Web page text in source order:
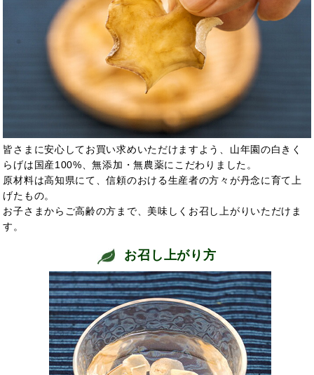
皆さまに安心してお買い求めいただけますよう、山年園の白きく
らげは国産100%、無添加・無農薬にこだわりました。
原材料は高知県にて、信頼のおける生産者の方々が丹念に育て上
げたもの。
お子さまからご高齢の方まで、美味しくお召し上がりいただけま
す。
お召し上がり方